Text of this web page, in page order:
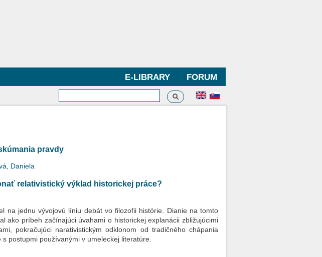
FORUM
E-LIBRARY
Search form
Search
pravdy
Daniela
relativistický výklad historickej práce?
na jednu vývojovú líniu debát vo filozofii histórie. Dianie na tomto
ako príbeh začínajúci úvahami o historickej explanácii zbližujúcimi
pokračujúci narativistickým odklonom od tradičného chápania
postupmi používanými v umeleckej literatúre.